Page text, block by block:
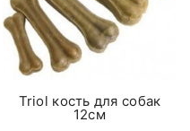
Triol кость для собак
12см